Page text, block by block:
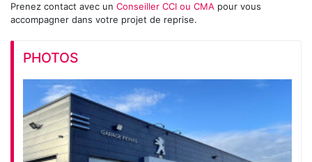
Prenez contact avec un Conseiller CCI ou CMA pour vous
accompagner dans votre projet de reprise.
PHOTOS